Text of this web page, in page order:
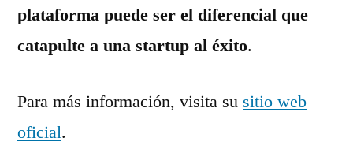
plataforma puede ser el diferencial que
catapulte a una startup al éxito.
Para más información, visita su sitio web
oficial.